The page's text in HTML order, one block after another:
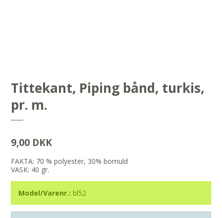
Tittekant, Piping bånd, turkis,
pr. m.
9,00 DKK
FAKTA: 70 % polyester, 30% bomuld
VASK: 40 gr.
Model/Varenr.: bl52